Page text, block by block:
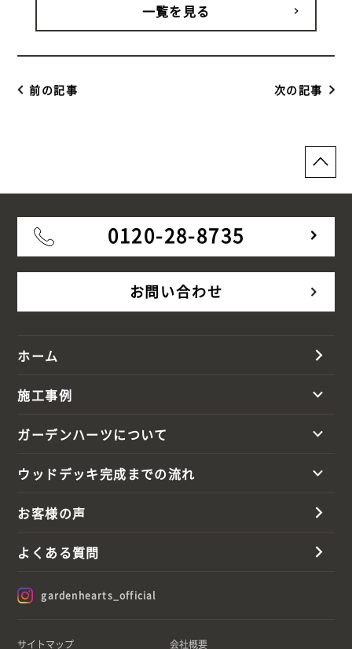
一覧を見る
前の記事 次の記事
0120-28-8735
お問い合わせ
ホーム
施工事例
ガーデンハーツについて
ウッドデッキ完成までの流れ
お客様の声
よくある質問
gardenhearts_official
サイトマップ 会社概要